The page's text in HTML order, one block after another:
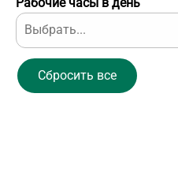
Рабочие часы в день
Сбросить все